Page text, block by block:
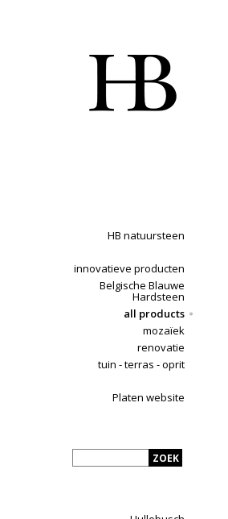
HB natuursteen
innovatieve producten
Belgische Blauwe
Hardsteen
all products
mozaïek
renovatie
tuin - terras - oprit
Platen website